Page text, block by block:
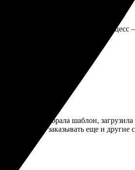
Быстрая доставка и простой
понятно: выбрала шаблон,
планирую заказывать еще и другие